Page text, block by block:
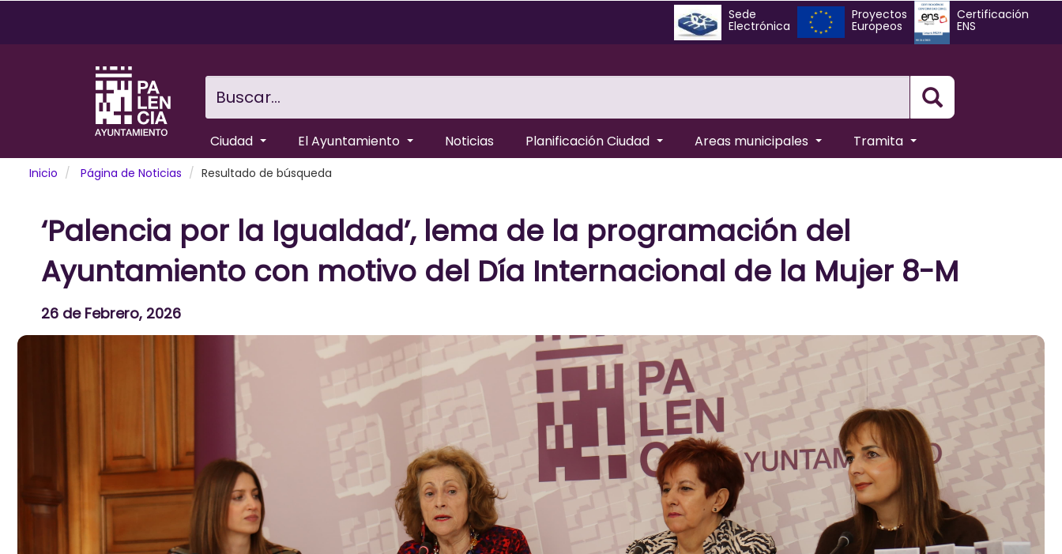
Sede
Electrónica
Proyectos
Europeos
Certificación
ENS
Busqueda
Ciudad El Ayuntamiento Noticias Planificación Ciudad Areas municipales Tramita
Inicio Página de Noticias Resultado de búsqueda
‘Palencia por la Igualdad’, lema de la programación del
Ayuntamiento con motivo del Día Internacional de la Mujer 8-M
26 de Febrero, 2026